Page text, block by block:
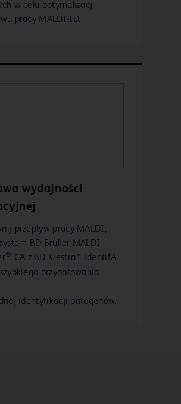
w celu optymalizacji
pracy MALDI-ID.
wydajności
przepływ pracy MALDI,
BD Bruker MALDI
® CA z BD Kiestra™ IdentifA
przygotowania
identyfikacji patogenów.